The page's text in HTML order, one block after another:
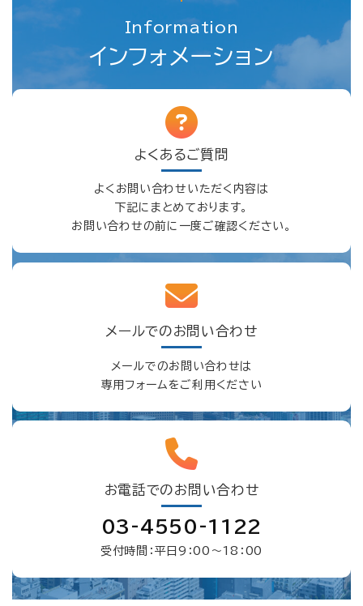
インフォメーション
Information
よくあるご質問
よくお問い合わせいただく内容は
下記にまとめております。
お問い合わせの前に一度ご確認ください。
メールでのお問い合わせ
メールでのお問い合わせは
専用フォームをご利用ください
お電話でのお問い合わせ
03-4550-1122
受付時間：平日9：00〜18：00